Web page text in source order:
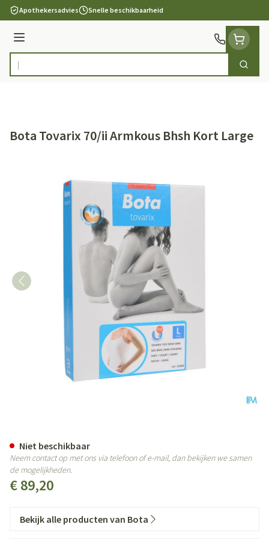
Ga naar de inhoud
Apothekersadvies Snelle beschikbaarheid
Menu
Product, merk, categorie... Zoek
Bota Tovarix 70/ii Armkous Bhsh Kort Large
€ 89,20
Niet beschikbaar
Neem contact op met ons via telefoon of e-mail, dan bekijken we samen
de mogelijkheden.
Bekijk alle producten van Bota